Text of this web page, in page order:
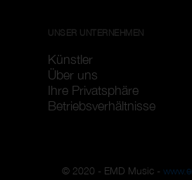
UNSER UNTERNEHMEN
Künstler
Über uns
Ihre Privatsphäre
Betriebsverhältnisse
© 2020 - EMD Music -